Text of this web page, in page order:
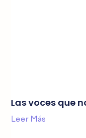
Las voces que
Leer Más